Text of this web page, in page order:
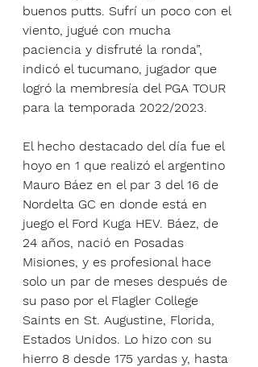
buenos putts. Sufrí un poco con el
viento, jugué con mucha
paciencia y disfruté la ronda”,
indicó el tucumano, jugador que
logró la membresía del PGA TOUR
para la temporada 2022/2023.
El hecho destacado del día fue el
hoyo en 1 que realizó el argentino
Mauro Báez en el par 3 del 16 de
Nordelta GC en donde está en
juego el Ford Kuga HEV. Báez, de
24 años, nació en Posadas
Misiones, y es profesional hace
solo un par de meses después de
su paso por el Flagler College
Saints en St. Augustine, Florida,
Estados Unidos. Lo hizo con su
hierro 8 desde 175 yardas y, hasta